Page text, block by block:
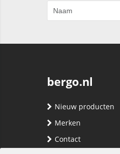
bergo.nl
Nieuw producten
Merken
Contact